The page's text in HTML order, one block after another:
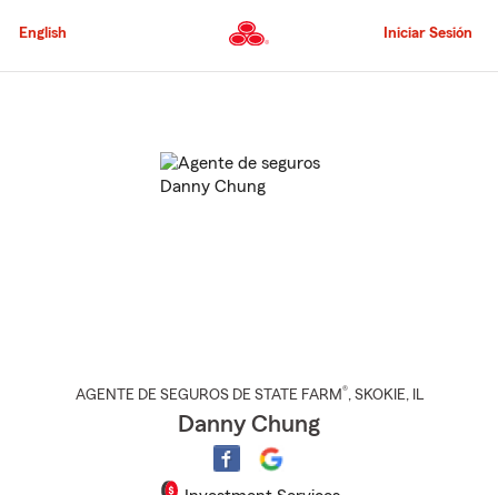
al
principal
English Iniciar Sesión
AGENTE DE SEGUROS DE STATE FARM®, SKOKIE, IL
Danny Chung